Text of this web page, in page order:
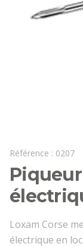
Référence : 0207
Loxam Corse
électrique en